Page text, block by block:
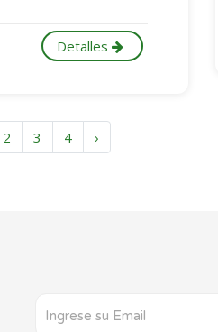
Detalles
2 3 4 ›